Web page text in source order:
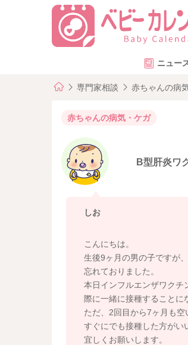
ニュー
専門家相談 赤ちゃんの病
赤ちゃんの病気・ケガ
B型肝炎ワ
しお
こんにちは。
生後9ヶ月の男の子ですが
忘れておりました。
本日インフルエンザワクチ
際に一緒に接種することに
ただ、2回目から7ヶ月も空
すぐにでも接種した方がい
宜しくお願いします。